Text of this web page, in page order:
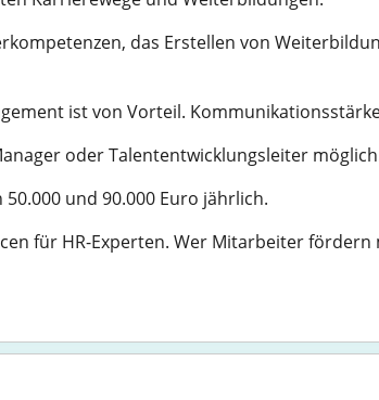
das Erstellen von
ist von Vorteil.
oder Talententwicklungsleiter
und 90.000 Euro jährlich.
für HR-Experten. Wer Mitarbeiter